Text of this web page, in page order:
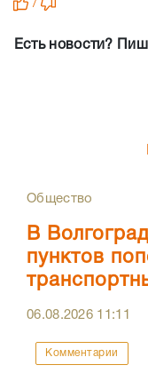
/
Есть новости?
Общество
В
пунктов
06.08.2026 11:11
Комментарии